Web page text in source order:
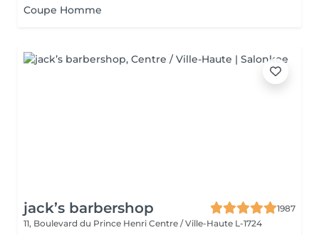
Coupe Homme
jack’s barbershop
1987
11, Boulevard du Prince Henri Centre / Ville-Haute L-1724